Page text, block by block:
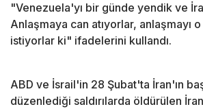
"Venezuela'yı bir günde yendik ve
Anlaşmaya can atıyorlar, anlaşmayı
istiyorlar ki" ifadelerini kullandı.
ABD ve İsrail'in 28 Şubat'ta İran'ın
düzenlediği saldırılarda öldürülen